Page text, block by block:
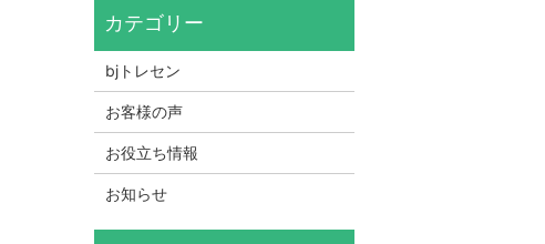
bjトレセン
お客様の声
お役立ち情報
お知らせ